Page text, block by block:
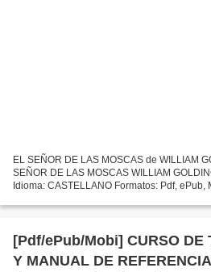
EL SEÑOR DE LAS MOSCAS de WILLIAM
SEÑOR DE LAS MOSCAS WILLIAM
Idioma: CASTELLANO Formatos: Pdf, ePub,
Descargar eBook...
[Pdf/ePub/Mobi] CURSO DE
Y MANUAL DE